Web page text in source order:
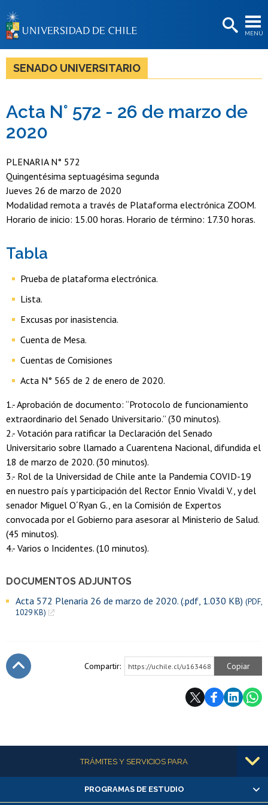
MENÚ
BIBLIOTECAS
LA UNIVERSIDAD
Estudiantes
Egresadas/os
SENADO UNIVERSITARIO
Acta N° 572 - 26 de marzo de
2020
DOCUMENTOS ADJUNTOS
Acta 572 Plenaria 26 de marzo de 2020. (.pdf, 1.030 KB) (PDF,
1029 KB)
PLENARIA N° 572
Quingentésima septuagésima segunda
Jueves 26 de marzo de 2020
Modalidad remota a través de Plataforma electrónica ZOOM.
Horario de inicio: 15.00 horas. Horario de término: 17.30 horas.
Tabla
Prueba de plataforma electrónica.
Lista.
Excusas por inasistencia.
Cuenta de Mesa.
Cuentas de Comisiones
Acta N° 565 de 2 de enero de 2020.
1.- Aprobación de documento: “Protocolo de funcionamiento
extraordinario del Senado Universitario.” (30 minutos).
2.- Votación para ratificar la Declaración del Senado
Universitario sobre llamado a Cuarentena Nacional, difundida el
18 de marzo de 2020. (30 minutos).
3.- Rol de la Universidad de Chile ante la Pandemia COVID-19
en nuestro país y participación del Rector Ennio Vivaldi V., y del
senador Miguel O´Ryan G., en la Comisión de Expertos
convocada por el Gobierno para asesorar al Ministerio de Salud.
(45 minutos).
4.- Varios o Incidentes. (10 minutos).
Compartir: https://uchile.cl/u163468 Copiar
Más informaciónTRÁMITES Y SERVICIOS PARA
Alumnas/os y exalumnas/os
PROGRAMAS DE ESTUDIO